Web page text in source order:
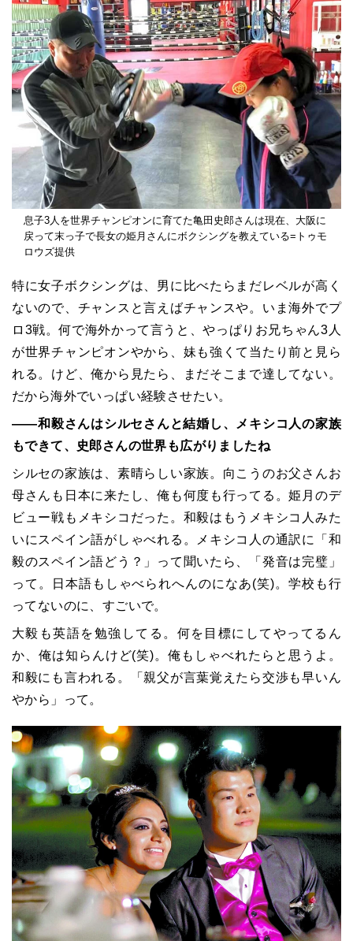
息子3人を世界チャンピオンに育てた亀田史郎さんは現在、大阪に
戻って末っ子で長女の姫月さんにボクシングを教えている=トゥモ
ロウズ提供
特に女子ボクシングは、男に比べたらまだレベルが高く
ないので、チャンスと言えばチャンスや。いま海外でプ
ロ3戦。何で海外かって言うと、やっぱりお兄ちゃん3人
が世界チャンピオンやから、妹も強くて当たり前と見ら
れる。けど、俺から見たら、まだそこまで達してない。
だから海外でいっぱい経験させたい。
――和毅さんはシルセさんと結婚し、メキシコ人の家族
もできて、史郎さんの世界も広がりましたね
シルセの家族は、素晴らしい家族。向こうのお父さんお
母さんも日本に来たし、俺も何度も行ってる。姫月のデ
ビュー戦もメキシコだった。和毅はもうメキシコ人みた
いにスペイン語がしゃべれる。メキシコ人の通訳に「和
毅のスペイン語どう？」って聞いたら、「発音は完璧」
って。日本語もしゃべられへんのになあ(笑)。学校も行
ってないのに、すごいで。
大毅も英語を勉強してる。何を目標にしてやってるん
か、俺は知らんけど(笑)。俺もしゃべれたらと思うよ。
和毅にも言われる。「親父が言葉覚えたら交渉も早いん
やから」って。